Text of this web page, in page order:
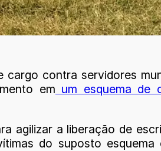
contra servidores
em um esquema de
agilizar a liberação de
do suposto